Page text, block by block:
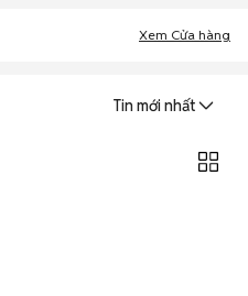
Xem Cửa hàng
Tin mới nhất